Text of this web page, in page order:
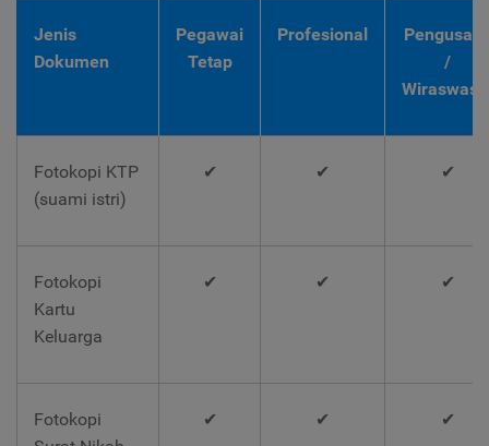
Jenis
Dokumen
Pegawai
Tetap
Profesional
/
Fotokopi KTP
(suami istri)
✔ ✔ ✔
Fotokopi
Kartu
Keluarga
✔ ✔ ✔
Fotokopi
✔ ✔ ✔